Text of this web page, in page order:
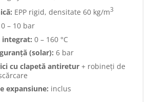
EPP rigid, densitate 60 kg/m3
0 – 10 bar
0 – 160 °C
(solar): 6 bar
cu clapetă antiretur+ robineți de
expansiune: inclus